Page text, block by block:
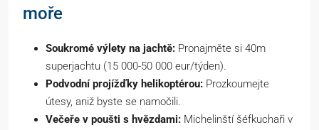
moře
Soukromé výlety na jachtě: Pronajměte si 40m
superjachtu (15 000-50 000 eur/týden).
Podvodní projížďky helikoptérou: Prozkoumejte
útesy, aniž byste se namočili.
Večeře v poušti s hvězdami: Michelinští šéfkuchaři v